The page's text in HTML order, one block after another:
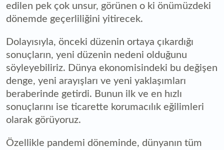
edilen pek çok unsur, görünen o ki önümüzdeki
dönemde geçerliliğini yitirecek.
Dolayısıyla, önceki düzenin ortaya çıkardığı
sonuçların, yeni düzenin nedeni olduğunu
söyleyebiliriz. Dünya ekonomisindeki bu değişen
denge, yeni arayışları ve yeni yaklaşımları
beraberinde getirdi. Bunun ilk ve en hızlı
sonuçlarını ise ticarette korumacılık eğilimleri
olarak görüyoruz.
Özellikle pandemi döneminde, dünyanın tüm